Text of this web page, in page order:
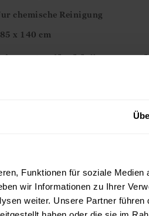
Funktionen für soziale Medien
wir Informationen zu Ihrer
weiter. Unsere Partner führen
chemische Reinigung
x 140 cm
Artikel könnten
Kniedecke aus reiner